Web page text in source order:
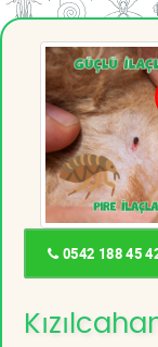
0542 188 45